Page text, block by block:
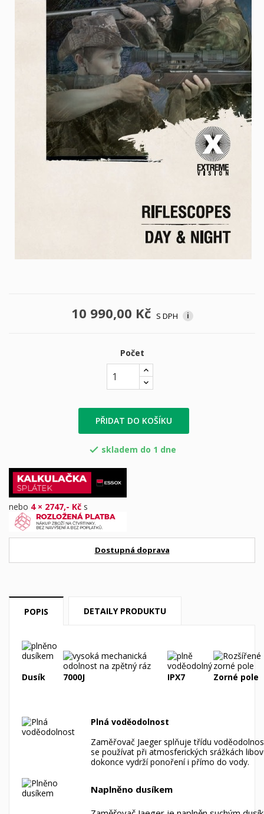
10 990,00 Kč S DPH i
Počet
PŘIDAT DO KOŠÍKU
 skladem do 1 dne
nebo 4 × 2747,- Kč s
Dostupná doprava
POPIS DETAILY PRODUKTU
Dusík 7000J IPX7 Zorné pole
Plná voděodolnost
Zaměřovač Jaeger splňuje třídu
se používat při atmosferických srážkách
dokonce vydrží ponoření i přímo do vody.
Naplněno dusíkem